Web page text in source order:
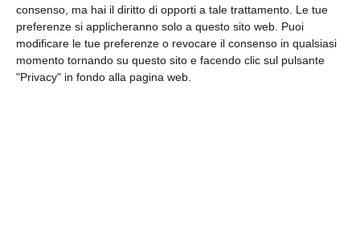
consenso, ma hai il diritto di opporti a tale trattamento. Le tue
preferenze si applicheranno solo a questo sito web. Puoi
modificare le tue preferenze o revocare il consenso in qualsiasi
momento tornando su questo sito e facendo clic sul pulsante
"Privacy" in fondo alla pagina web.